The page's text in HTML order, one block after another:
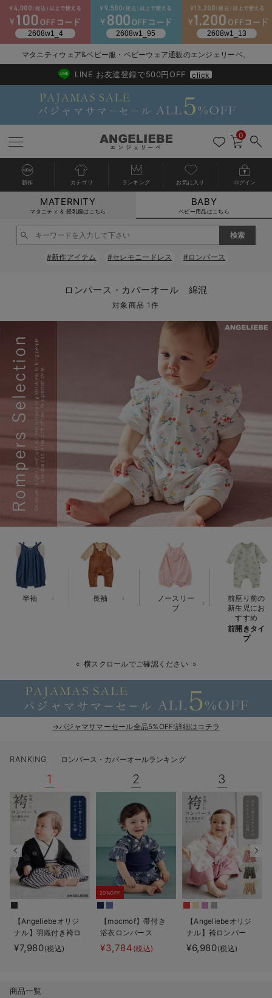
新生児服全て
ツーウェイオール・2WAYオール（新生児）
ベビー服全て
ロンパース・カバーオール
ベビー スカート
ベビートップス
ベビー アウター
ベビー セットアップ
スタイ・よだれかけ（新生児・ベビー）
ベビー帽子（新生児・乳児）
新生児スリーパー・ベビーパジャマ
ベビーシューズ・ファーストシューズ・ベビー靴下
ベビー リュック
ベビー 小物
シーズンアイテム全て
ベビー・新生児 寝具全て
ベビーベッド・布団 （ベビー・新生児）
ベビー 雑貨全て
ベビーチェア（ハイローチェア）・ベビーラック
ベビー安全グッズ
ベビーおもちゃ
メモリアルグッズ
授乳・調乳・お食事
哺乳瓶
赤ちゃん 洗剤・洗濯用品・お掃除
赤ちゃん お風呂・ベビースキンケア
おむつ関連グッズ
お出かけグッズ全て
ベビー｜季節の特集全て
猛暑からベビーを守るひんやりグッズ
ベビー 夏のお役立ちグッズ特集
【素材別】ベビーロンパース特集
袴ロンパース特集
アウトレット全て
【アウトレット】ワンピース
【アウトレット】インナー
【アウトレット】ベビー
特集全て
抗菌防臭加工
冷房対策
接触冷感素材
Tシャツブラ
ブラトップ
親子セット
快適機能ウェア特集 トップス
快適機能ウェア特集 ボトムス
快適機能ウェア特集 パジャマ
erbaviva（エルバビーバ）
安心の日本製。先輩ママが買ってよかった！本当に必要な出産準備品
ハレの日に着るANGELIEBEのセレモニー
親子コーデ｜ママとベビーにおすすめ！
便利な育児家電
Gift Selection 出産祝い
保育園・入園準備特集
ファルスカ
デロンギ
入院準備の持ち物チェック
再入荷全て
再入荷｜インナー
戻る
送料無料アイテム全て
ワンピース
スカート
パジャマ
インナー
雑貨
ベビー
戻る
ブラキャミ おまとめ
MAX55%OFF ブラック
戻る
【37周年祭セール】
【37周年祭セール】
戻る
気温差別オススメア
【15℃】3月下旬～
戻る
動きやすく着回しで
戻る
強撚スムース(コスパ
戻る
マタニティウェア
【おまとめ割】パジ
戻る
こだわりの履き心地
カジュアル
オフィス
戻る
ジャケット派
きれいめ美脚パンツ派
ツィード派
王道シンプル派
セットアップ派
戻る
出産準備応援割全て
マタニティパジャマ
戻る
【オフィスカジュア
戻る
レギンスタイプ
戻る
【フォーマル】ワン
戻る
【ベビー】長袖
戻る
ハンカチ
短肌着
セット
戻る
快適ウェア10%OFF
快適ウェア10%OFF
戻る
春のマタニティワン
セットアップ・ レイ
ジャンパースカート/
ワーク・オフィス
カジュアル
フォーマル / オケー
あったかアイテム｜
戻る
Gift Selection 出産
〜3,000円（税込）
10,001円（税込）〜
女の子におススメの
男の子におススメの
定番ギフト
もらって嬉しいギフト
かわいくておもしろ
何枚あっても嬉しい
長く使えるアイテム
お部屋映えアイテム
戻る
冬の冷え対策インナ
薄くてあったか
保温&リカバリー
レギンス・タイツ
カップ付きインナー
あったか度◎
裏起毛素材
戻る
入院準備の持ち物チ
入院してすぐ使うグ
戻る
冬のあったか特集全て
【冬のあったか特集
【冬のあったか特集
マタニティウェア&ベビー服・ベビーウェア通販のエンジェリーベ。
2026/NewArrival
送料495円(一部地域を除く) 7,700円以上で送料無料
LINE お友達登録で500円OFF click
0
新作 カテゴリ ランキング お気に入り ログイン
MATERNITY
マタニティ & 授乳服はこちら
BABY
ベビー用品はこちら
#新作アイテム #セレモニードレス #ロンパース
ロンパース・カバーオール 綿混
対象商品 1件
半袖 長袖
ノースリー
ブ
前座り前の
新生児にお
すすめ
前開きタイ
プ
横スクロールでご確認ください
→パジャマサマーセール全品5%OFF!詳細はコチラ
RANKING ロンパース・カバーオールランキング
1
【Angeliebeオリジ
ナル】羽織付き袴ロ
ンパース 男の子
¥7,980(税込)
2
20%OFF
【mocmof】帯付き
浴衣ロンパース
¥3,784 (税込)
3
【Angeliebeオリジ
ナル】袴ロンパー
ス 男の子 女の子
¥6,980(税込)
商品一覧
カートに入れる
閉じる